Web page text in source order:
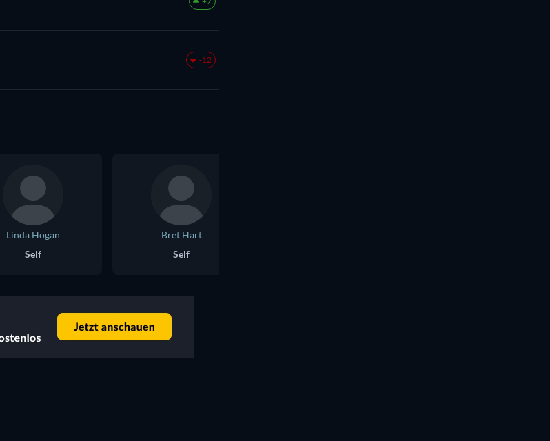
-12
Linda Hogan
Self
Bret Hart
Self